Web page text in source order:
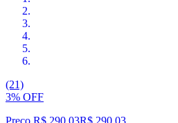
(21)
3% OFF
Preço R$ 290,03R$ 290 03